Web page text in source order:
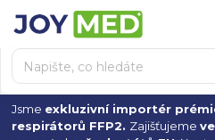
na
obsah
Jsme exkluzivní importér
respirátorů FFP2. Zajišťujeme